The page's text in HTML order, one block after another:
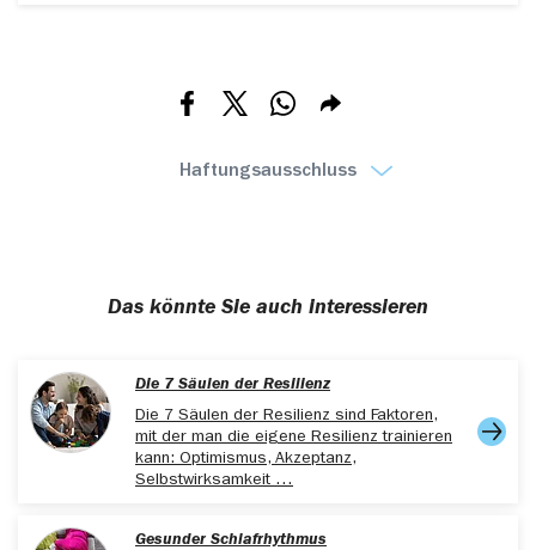
mittagsmuedigkeit-schlaflos-im-buero-68bdfd1a-eb5f-
446f-b2fb-0fc1e50dc614, abgerufen am 06.08.2025
Erfolg-durch-Powernapping-325162.html, abgerufen am
Teilen via Facebook
Teilen via XTeilen via Whatsapp
Teilen via E-mail
Haftungsausschluss
Das könnte Sie auch interessieren
Die 7 Säulen der Resilienz
Die 7 Säulen der Resilienz sind Faktoren,
mit der man die eigene Resilienz trainieren
kann: Optimismus, Akzeptanz,
Selbstwirksamkeit …
Gesunder Schlafrhythmus